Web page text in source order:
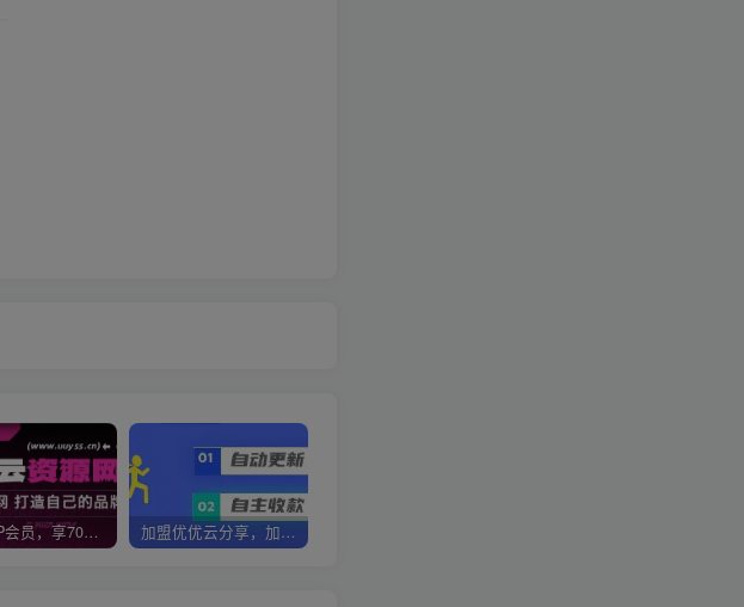
加入VIP会员，享70%的推广提成，免费学习多种网上创业课程，菜鸟秒变大神！ 加盟优优云分享，加盟搭建同款知识付费资源网站，实现长期稳定被动收入~